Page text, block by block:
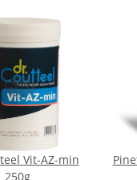
Vit-AZ-min
250g